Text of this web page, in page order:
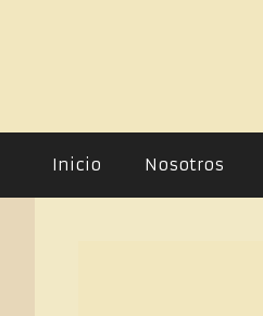
Inicio Nosotros